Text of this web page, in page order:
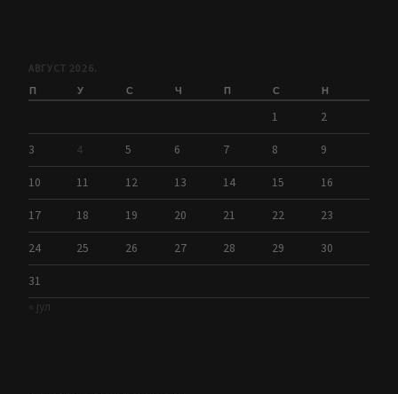
АВГУСТ 2026.
П У С Ч П С Н
1 2
3 4 5 6 7 8 9
10 11 12 13 14 15 16
17 18 19 20 21 22 23
24 25 26 27 28 29 30
31
« јул